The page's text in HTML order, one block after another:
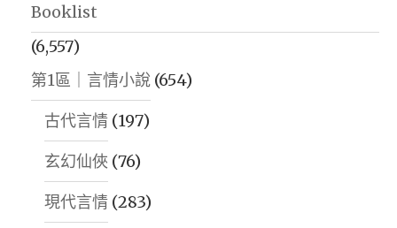
Booklist
(6,557)
第1區｜言情小說 (654)
古代言情 (197)
玄幻仙俠 (76)
現代言情 (283)